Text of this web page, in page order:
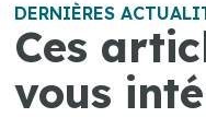
DERNIÈRES
Ces
vous